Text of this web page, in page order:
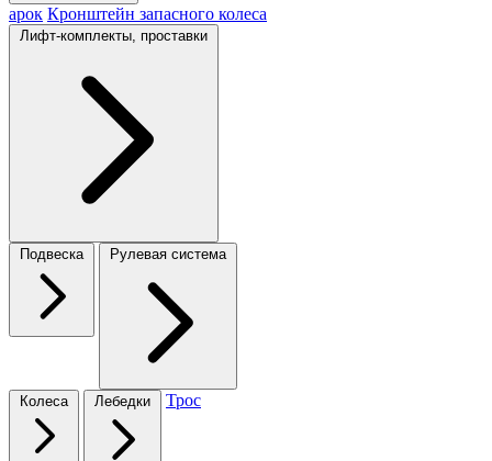
арок Кронштейн запасного колеса
Лифт-комплекты, проставки
Подвеска Рулевая система
Колеса Лебедки Трос